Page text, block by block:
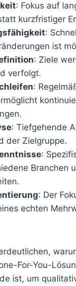
: Fokus auf
kurzfristiger
:
ist
: Ziele
verfolgt.
:
: Tiefgehende
der Zielgruppe.
:
Branchen
: Der
echten
For-You-
ist, um